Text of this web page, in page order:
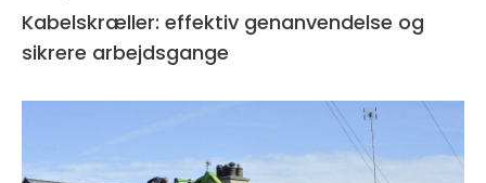
Kabelskræller: effektiv genanvendelse og
sikrere arbejdsgange